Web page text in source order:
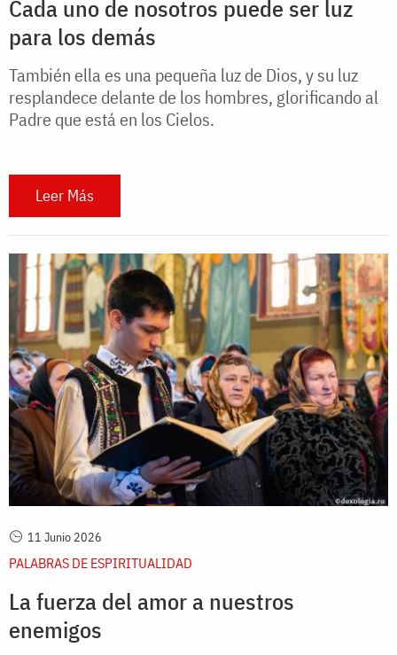
Cada uno de nosotros puede ser luz
para los demás
También ella es una pequeña luz de Dios, y su luz
resplandece delante de los hombres, glorificando al
Padre que está en los Cielos.
Leer Más
11 Junio 2026
PALABRAS DE ESPIRITUALIDAD
La fuerza del amor a nuestros
enemigos